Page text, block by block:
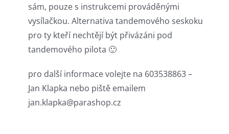
sám, pouze s instrukcemi prováděnými
vysílačkou. Alternativa tandemového seskoku
pro ty kteří nechtějí být přivázáni pod
tandemového pilota 🙂
pro další informace volejte na 603538863 –
Jan Klapka nebo piště emailem
jan.klapka@parashop.cz